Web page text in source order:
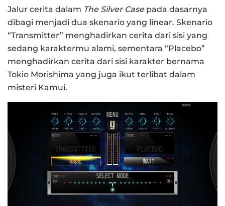
Jalur cerita dalam The Silver Casepada dasarnya
dibagi menjadi dua skenario yang linear. Skenario
“Transmitter” menghadirkan cerita dari sisi yang
sedang karaktermu alami, sementara “Placebo”
menghadirkan cerita dari sisi karakter bernama
Tokio Morishima yang juga ikut terlibat dalam
misteri Kamui.